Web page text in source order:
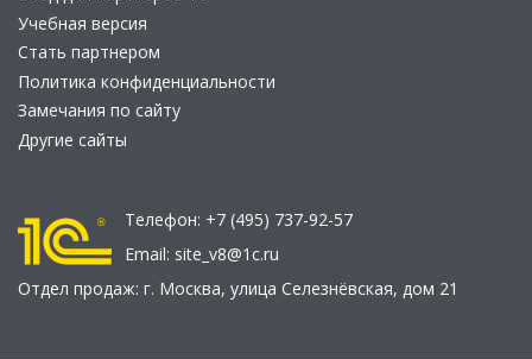
Учебная версия
Стать партнером
Политика конфиденциальности
Замечания по сайту
Другие сайты
Телефон: +7 (495) 737-92-57
Email: site_v8@1c.ru
Отдел продаж: г. Москва, улица Селезнёвская, дом 21